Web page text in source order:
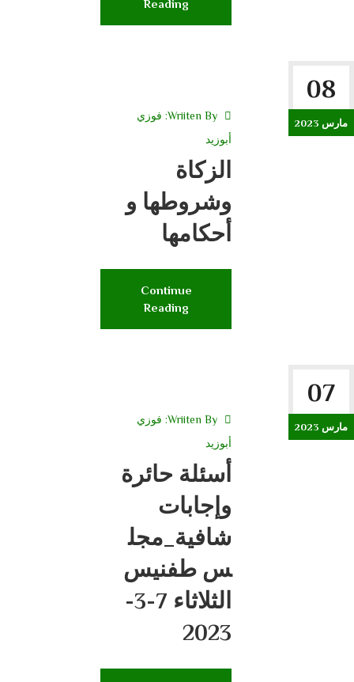
Reading
08
مارس 2023
Wriiten By: فوزي
أبوزيد
الزكاة
وشروطها و
أحكامها
Continue
Reading
07
مارس 2023
Wriiten By: فوزي
أبوزيد
أسئلة حائرة
وإجابات
شافية_مجل
س طفنيس
الثلاثاء 7-3-
2023